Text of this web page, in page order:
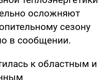
осложняют
сезону
в сообщении.
к областным и